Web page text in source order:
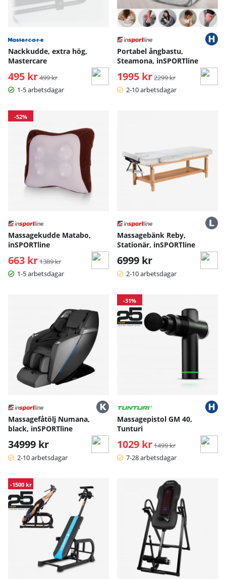
Nackkudde, extra hög,
Mastercare
495 kr Ordinarie pris:
499 kr
1-5 arbetsdagar
Portabel ångbastu,
Steamona, inSPORTline
1995 kr Ordinarie pris:
2299 kr
2-10 arbetsdagar
-52%
Massagekudde Matabo,
inSPORTline
663 kr Ordinarie pris:
1389 kr
1-5 arbetsdagar
Massagebänk Reby,
Stationär, inSPORTline
6999 kr
2-10 arbetsdagar
Massagefåtölj Numana,
black, inSPORTline
34999 kr
2-10 arbetsdagar
-31%
Massagepistol GM 40,
Tunturi
1029 kr Ordinarie pris:
1499 kr
7-28 arbetsdagar
-1500 kr